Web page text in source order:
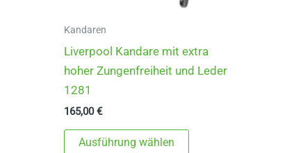
Kandaren
Liverpool Kandare mit extra
hoher Zungenfreiheit und Leder
1281
165,00€
Ausführung wählen
Dieses